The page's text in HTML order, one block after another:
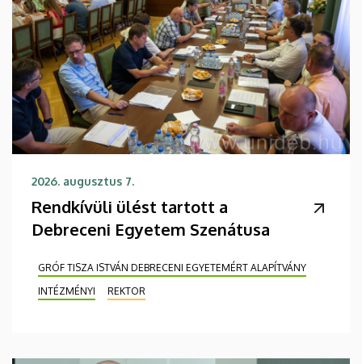
2026. augusztus 7.
Rendkívüli ülést tartott a
Debreceni Egyetem Szenátusa
GRÓF TISZA ISTVÁN DEBRECENI EGYETEMÉRT ALAPÍTVÁNY
INTÉZMÉNYI
REKTOR